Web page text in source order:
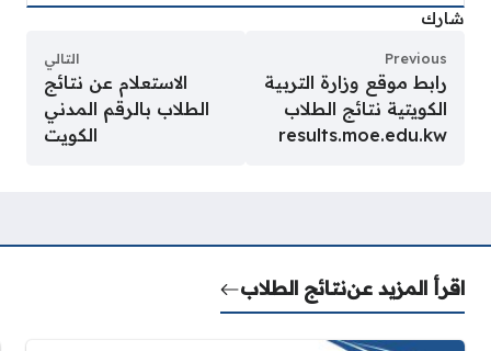
شارك
Previous
رابط موقع وزارة التربية
الكويتية نتائج الطلاب
results.moe.edu.kw
التالي
الاستعلام عن نتائج
الطلاب بالرقم المدني
الكويت
اقرأ المزيد عننتائج الطلاب